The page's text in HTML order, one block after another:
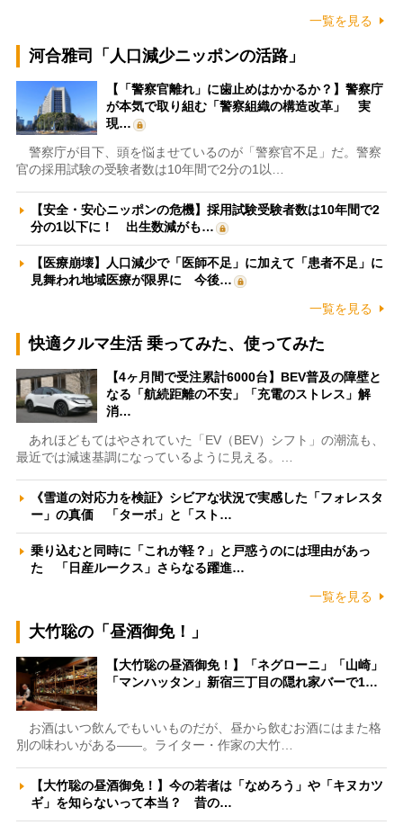
一覧を見る
河合雅司「人口減少ニッポンの活路」
【「警察官離れ」に歯止めはかかるか？】警察庁
が本気で取り組む「警察組織の構造改革」 実
現…
警察庁が目下、頭を悩ませているのが「警察官不足」だ。警察
官の採用試験の受験者数は10年間で2分の1以…
【安全・安心ニッポンの危機】採用試験受験者数は10年間で2
分の1以下に！ 出生数減がも…
【医療崩壊】人口減少で「医師不足」に加えて「患者不足」に
見舞われ地域医療が限界に 今後…
一覧を見る
快適クルマ生活 乗ってみた、使ってみた
【4ヶ月間で受注累計6000台】BEV普及の障壁と
なる「航続距離の不安」「充電のストレス」解
消…
あれほどもてはやされていた「EV（BEV）シフト」の潮流も、
最近では減速基調になっているように見える。…
《雪道の対応力を検証》シビアな状況で実感した「フォレスタ
ー」の真価 「ターボ」と「スト…
乗り込むと同時に「これが軽？」と戸惑うのには理由があっ
た 「日産ルークス」さらなる躍進…
一覧を見る
大竹聡の「昼酒御免！」
【大竹聡の昼酒御免！】「ネグローニ」「山崎」
「マンハッタン」新宿三丁目の隠れ家バーで1…
お酒はいつ飲んでもいいものだが、昼から飲むお酒にはまた格
別の味わいがある――。ライター・作家の大竹…
【大竹聡の昼酒御免！】今の若者は「なめろう」や「キヌカツ
ギ」を知らないって本当？ 昔の…